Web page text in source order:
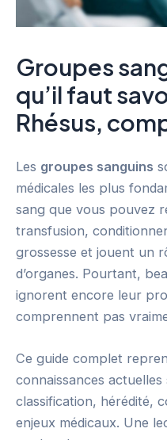
Groupes
qu’il faut
Rhésus,
Les groupes sanguins
médicales les plus
sang que vous pouvez
transfusion,
grossesse et jouent un
d’organes. Pourtant,
ignorent encore leur
comprennent pas
Ce guide complet
connaissances actuelles
classification, hérédité,
enjeux médicaux. Une